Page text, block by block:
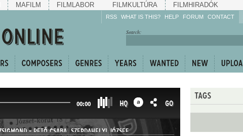
MAFILM FILMLABOR FILMKULTÚRA FILMHIRADÓK
RSS WHAT IS THIS? HELP
Enrich!
Share!
FORUM CONTACT
Search:
00:00 HQ GO
-PETŐ CSABA,SZERDAHELYI JÓZSEF